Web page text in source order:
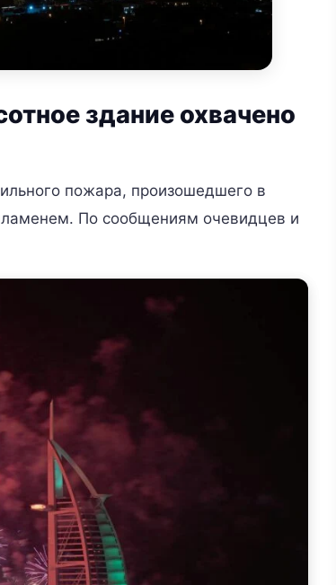
здание охвачено
пожара, произошедшего в
По сообщениям очевидцев и